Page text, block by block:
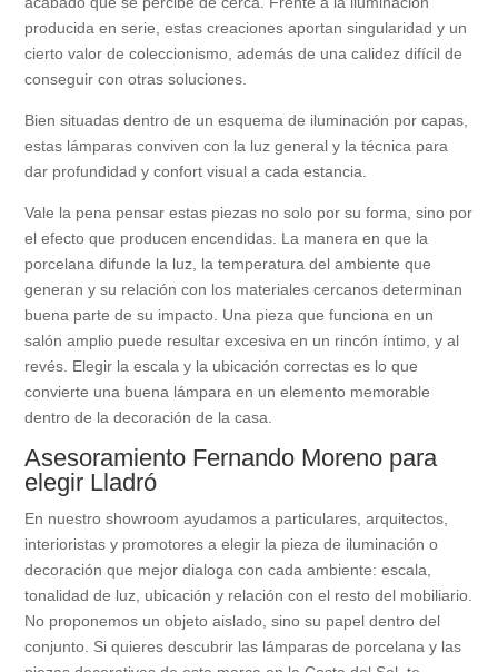
producida en serie, estas creaciones aportan singularidad y un
cierto valor de coleccionismo, además de una calidez difícil de
conseguir con otras soluciones.
Bien situadas dentro de un esquema de iluminación por capas,
estas lámparas conviven con la luz general y la técnica para
dar profundidad y confort visual a cada estancia.
Vale la pena pensar estas piezas no solo por su forma, sino por
el efecto que producen encendidas. La manera en que la
porcelana difunde la luz, la temperatura del ambiente que
generan y su relación con los materiales cercanos determinan
buena parte de su impacto. Una pieza que funciona en un
salón amplio puede resultar excesiva en un rincón íntimo, y al
revés. Elegir la escala y la ubicación correctas es lo que
convierte una buena lámpara en un elemento memorable
dentro de la decoración de la casa.
Asesoramiento Fernando Moreno para
elegir Lladró
En nuestro showroom ayudamos a particulares, arquitectos,
interioristas y promotores a elegir la pieza de iluminación o
decoración que mejor dialoga con cada ambiente: escala,
tonalidad de luz, ubicación y relación con el resto del mobiliario.
No proponemos un objeto aislado, sino su papel dentro del
conjunto. Si quieres descubrir las lámparas de porcelana y las